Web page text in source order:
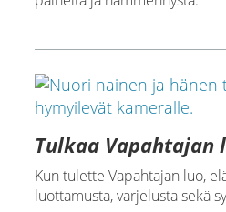
Tulkaa Vapahtajan
Kun tulette Vapahtajan luo,
luottamusta, varjelusta sekä